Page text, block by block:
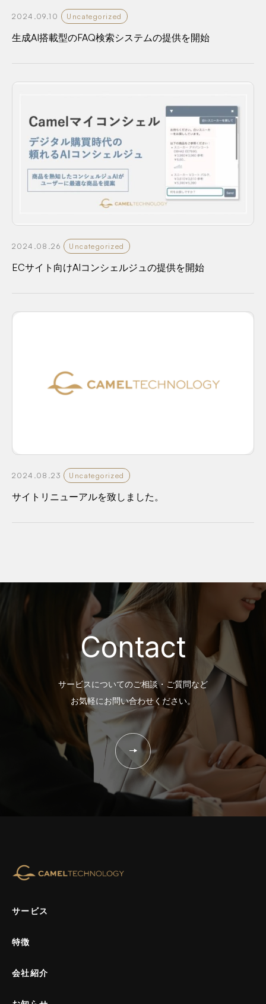
2024.09.10 Uncategorized
生成AI搭載型のFAQ検索システムの提供を開始
2024.08.26 Uncategorized
ECサイト向けAIコンシェルジュの提供を開始
2024.08.23 Uncategorized
サイトリニューアルを致しました。
Contact
サービスについてのご相談・ご質問など
お気軽にお問い合わせください。
サービス
特徴
会社紹介